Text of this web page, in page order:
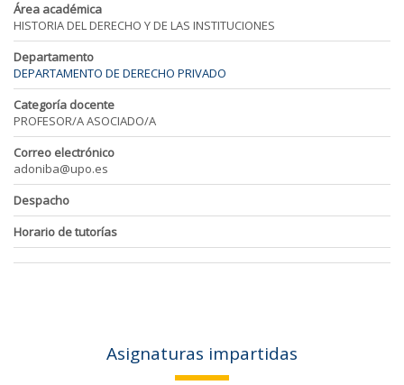
Área académica
HISTORIA DEL DERECHO Y DE LAS INSTITUCIONES
Departamento
DEPARTAMENTO DE DERECHO PRIVADO
Categoría docente
PROFESOR/A ASOCIADO/A
Correo electrónico
adoniba@upo.es
Despacho
Horario de tutorías
Asignaturas impartidas